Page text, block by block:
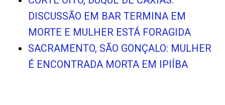
DISCUSSÃO EM BAR TERMINA EM
MORTE E MULHER ESTÁ FORAGIDA
SACRAMENTO, SÃO GONÇALO: MULHER
É ENCONTRADA MORTA EM IPIÍBA